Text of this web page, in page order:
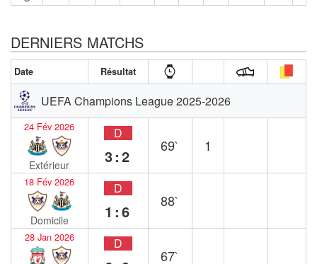
DERNIERS MATCHS
Date Résultat
UEFA Champions League 2025-2026
24 Fév 2026
Extérieur
D
3:2
69` 1
18 Fév 2026
Domicile
D
1:6
88`
28 Jan 2026 D
67`